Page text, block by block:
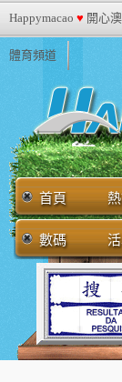
Happymacao ♥ 開心
體育頻道
首頁
數碼